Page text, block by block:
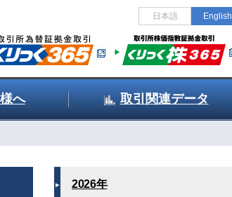
日本語 English
へ 取引関連データ
2026年